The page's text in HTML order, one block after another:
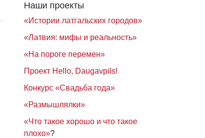
Наши проекты
«Истории латгальских городов»
«Латвия: мифы и реальность»
«На пороге перемен»
Проект Hello, Daugavpils!
Конкурс «Свадьба года»
«Размышлялки»
«Что такое хорошо и что такое
плохо»?